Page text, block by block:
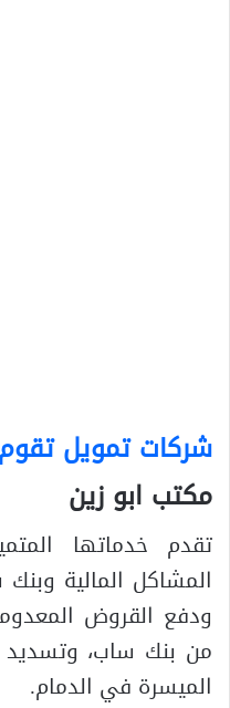
شركات تمويل
مكتب ابو زين
تقدم خدماتها
المشاكل المالية
ودفع القروض
من بنك ساب، وتسديد
الميسرة في الدمام.